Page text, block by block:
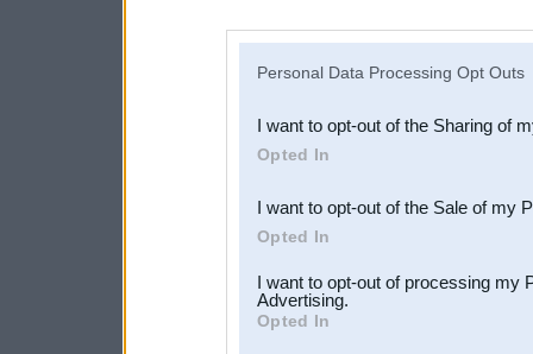
Downstream Participants
third parties.
Personal Data Processing Opt Outs
I want to opt-out of the Sharing of
Opted In
I want to opt-out of the Sale of my
Opted In
I want to opt-out of processing my
Advertising.
Opted In